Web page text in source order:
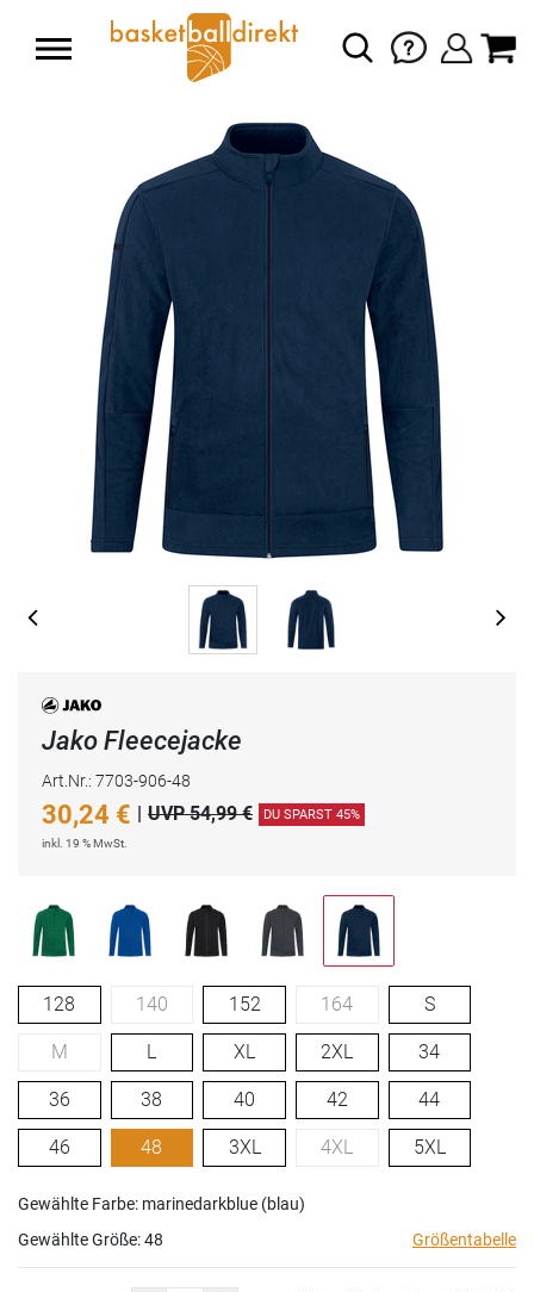
Jako Fleecejacke
Art.Nr.: 7703-906-48
30,24 € UVP 54,99 € DU SPARST 45%
inkl. 19 % MwSt.
128 140 152 164 S
M L XL 2XL 34
36 38 40 42 44
46 48 3XL 4XL 5XL
Gewählte Farbe: marinedarkblue (blau)
Gewählte Größe:48 Größentabelle